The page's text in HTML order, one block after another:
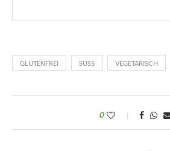
GLUTENFREI SÜSS VEGETARISCH
0